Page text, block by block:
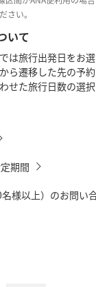
さい。
いて
は旅行出発日をお選
ら遷移した先の予
せた旅行日数の選
期間
様以上）のお問い